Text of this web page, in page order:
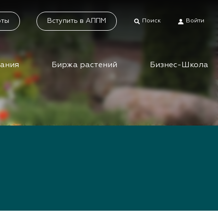
Вступить в АППМ Поиск Войти
Биржа растений Бизнес-Школа
растений
Каталог растений
Система добровольной